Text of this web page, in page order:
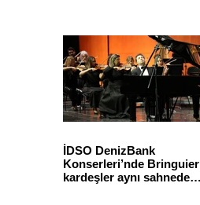
İDSO DenizBank
Konserleri’nde Bringuier
kardeşler aynı sahnede